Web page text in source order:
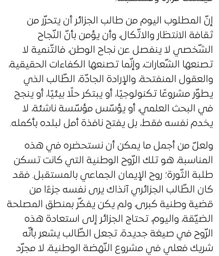
إنّ المطلوب اليوم من طالب الجزائر أن يتحرّر من
ثقافة الانتظار والاتّكال، وأن يؤمن بأنّ النّجاح
الشّخصي لا ينفصل عن نجاح الوطن، فالتّنمية لا
تصنعها الشّعارات، وإنّما تصنعها الكفاءات الحقيقية،
والعقول المنفتحة، والإرادة الجادّة، الطّالب الذي
يطوّر مشروعًا تكنولوجيًا، أو يبتكر حلًا بيئيًا، أو ينجح
في البحث العلمي، أو يؤسّس مؤسّسة ناشئة، لا
يخدم نفسه فقط، بل يفتح نافذة أمل لبلده بأكمله.
ولعلّ من أجمل ما يمكن أن نستحضره في هذه
المناسبة، هو تلك الرّوح الوطنية التي كانت تسكن
طلبة الثّورة؛ روح الإيمان الجماعي بالمستقبل. فقد
كان الطّالب الجزائري آنذاك يرى نفسه جزءًا من
قضية وطنية كبرى، ولم يكن يفكّر بمنطق المصلحة
الضيّقة، واليوم، تحتاج الجزائر إلى استعادة هذه
الرّوح في صيغة جديدة، تجعل الطّالب يشعر بأنّه
شريك فعلي في مشروع النّهضة الوطنية، لا مجرّد